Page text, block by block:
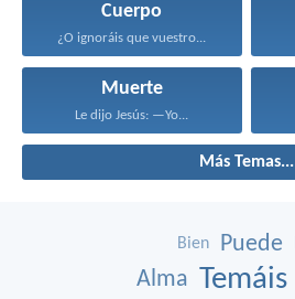
Cuerpo
¿O ignoráis que vuestro...
Muerte
Le dijo Jesús: —Yo...
Más Temas...
Bien Puede
Alma Temáis